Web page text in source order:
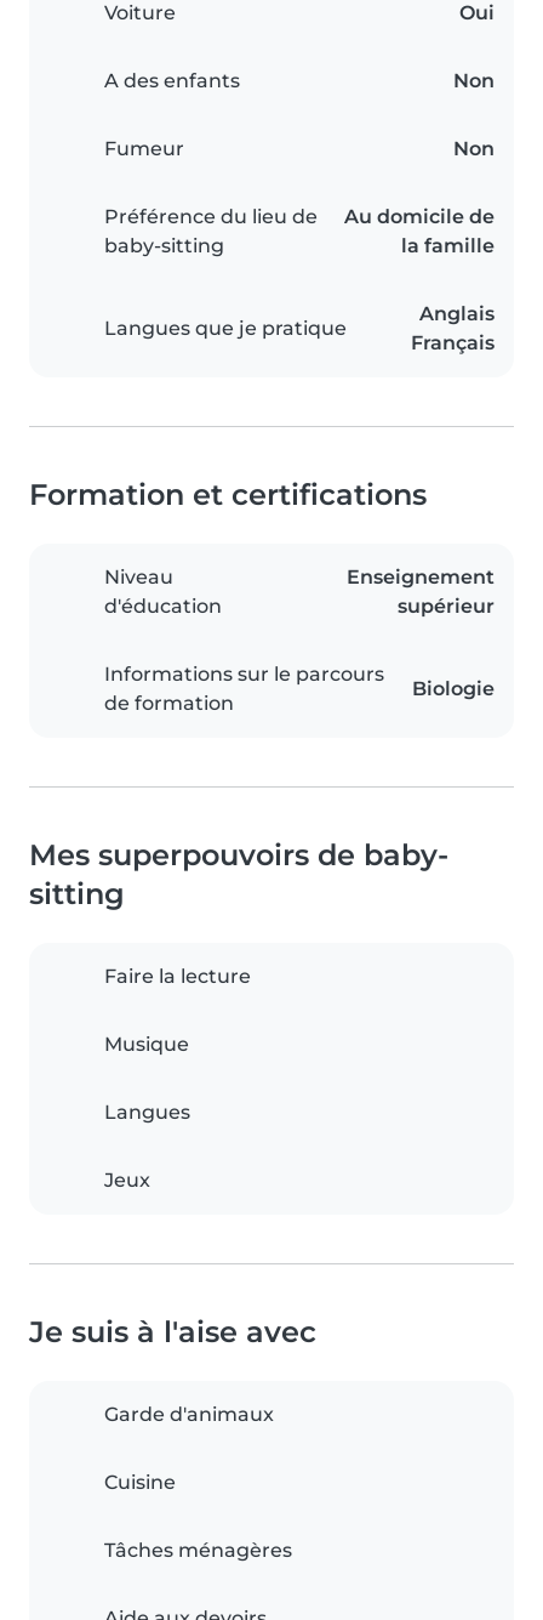
Voiture Oui
A des enfants Non
Fumeur Non
Préférence du lieu de
baby-sitting
Au domicile de
la famille
Langues que je pratique
Anglais
Français
Formation et certifications
Niveau
d'éducation
Enseignement
supérieur
Informations sur le parcours
de formation
Biologie
Mes superpouvoirs de baby-
sitting
Faire la lecture
Musique
Langues
Jeux
Je suis à l'aise avec
Garde d'animaux
Cuisine
Tâches ménagères